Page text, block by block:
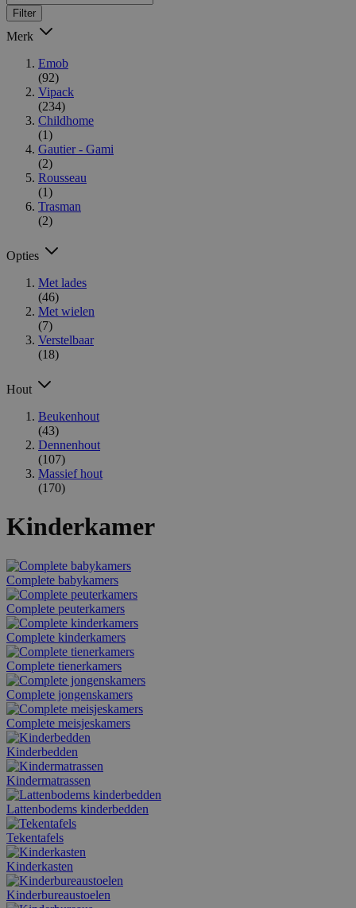
Filter
Merk
Emob
(92)
Vipack
(234)
Childhome
(1)
Gautier - Gami
(2)
Rousseau
(1)
Trasman
(2)
Opties
Met lades
(46)
Met wielen
(7)
Verstelbaar
(18)
Hout
Beukenhout
(43)
Dennenhout
(107)
Massief hout
(170)
Kinderkamer
Complete babykamers
Complete peuterkamers
Complete kinderkamers
Complete tienerkamers
Complete jongenskamers
Complete meisjeskamers
Kinderbedden
Kindermatrassen
Lattenbodems kinderbedden
Tekentafels
Kinderkasten
Kinderbureaustoelen